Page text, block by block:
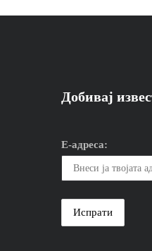
Добивај
Е-адреса: